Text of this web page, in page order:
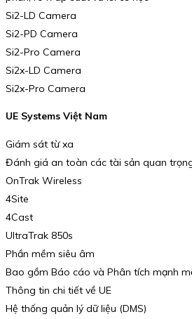
Si2-LD Camera
Si2-PD Camera
Si2-Pro Camera
Si2x-LD Camera
Si2x-Pro Camera
UE Systems Việt Nam
Giám sát từ xa
Đánh giá an toàn các tài sản quan
OnTrak Wireless
4Site
4Cast
UltraTrak 850s
Phần mềm siêu âm
Bao gồm Báo cáo và Phân tích mạnh
Thông tin chi tiết về UE
Hệ thống quản lý dữ liệu (DMS)